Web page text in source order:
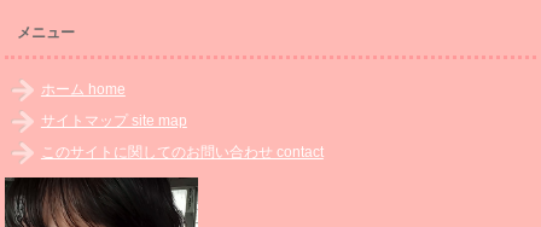
メニュー
ホーム home
サイトマップ site map
このサイトに関してのお問い合わせ contact